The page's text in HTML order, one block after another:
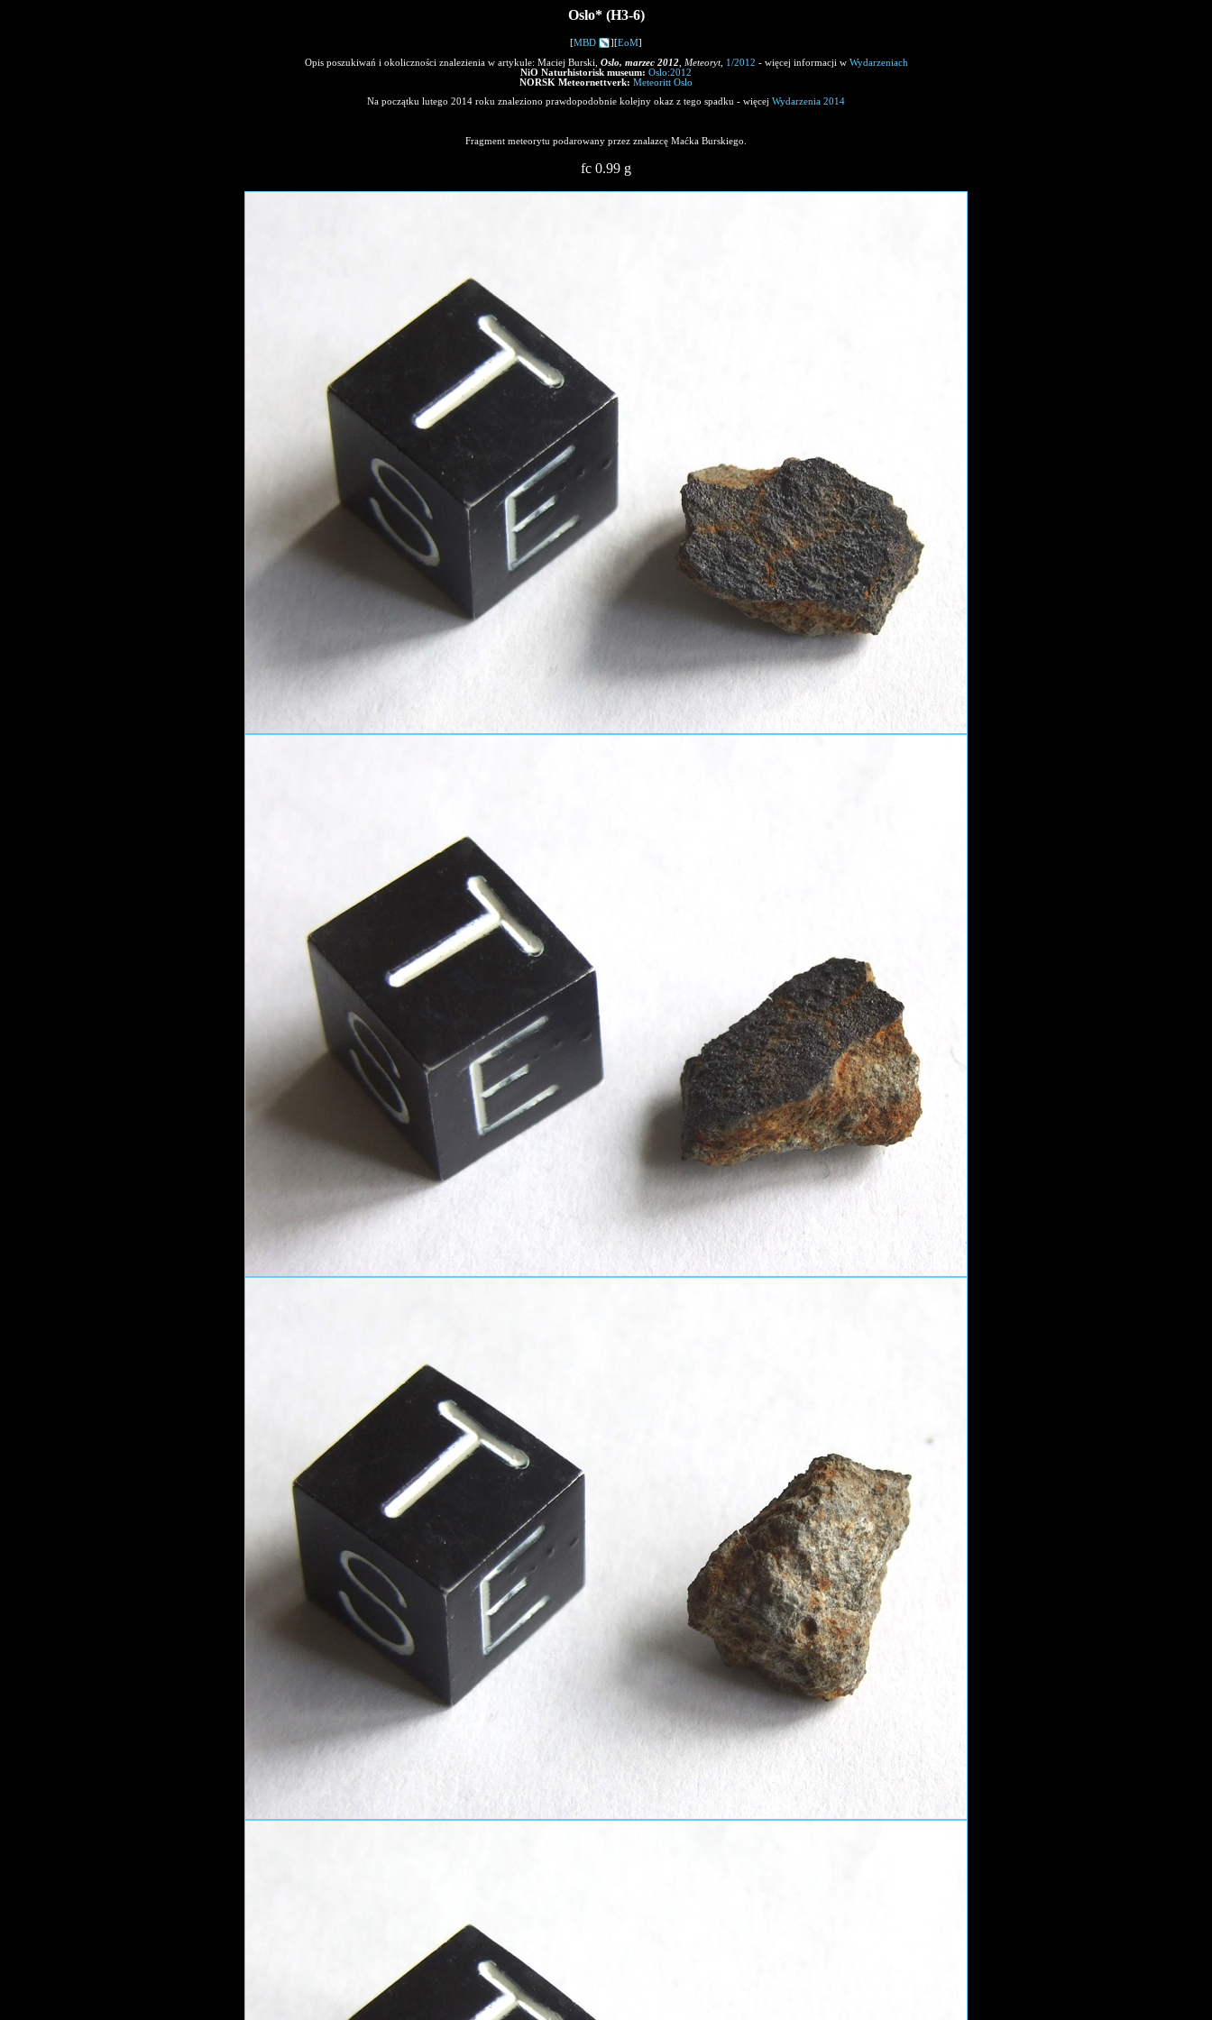
Oslo* (H3-6)
[MBD ][EoM]
Opis poszukiwań i okoliczności znalezienia w artykule: Maciej Burski, Oslo, marzec 2012, Meteoryt, 1/2012 - więcej informacji w Wydarzeniach
NiO Naturhistorisk museum: Oslo:2012
NORSK Meteornettverk: Meteoritt Oslo
Na początku lutego 2014 roku znaleziono prawdopodobnie kolejny okaz z tego spadku - więcej Wydarzenia 2014
Fragment meteorytu podarowany przez znalazcę Maćka Burskiego.
fc 0.99 g